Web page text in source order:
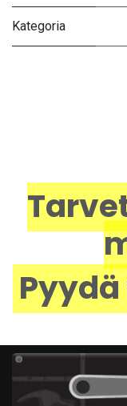
Kategoria